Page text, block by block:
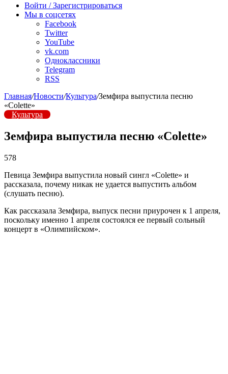
радио
Войти / Зарегистрироваться
Мы в соцсетях
Facebook
Twitter
YouTube
vk.com
Одноклассники
Telegram
RSS
Главная/Новости/Культура/Земфира выпустила песню
«Colette»
Культура
Земфира выпустила песню «Colette»
578
Певица Земфира выпустила новый сингл «Colette» и
рассказала, почему никак не удается выпустить альбом
(слушать песню).
Как рассказала Земфира, выпуск песни приурочен к 1 апреля,
поскольку именно 1 апреля состоялся ее первый сольный
концерт в «Олимпийском».